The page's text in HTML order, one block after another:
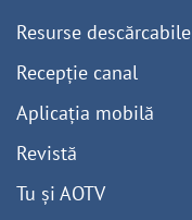
Resurse descărcabile
Recepție canal
Aplicația mobilă
Revistă
Tu și AOTV